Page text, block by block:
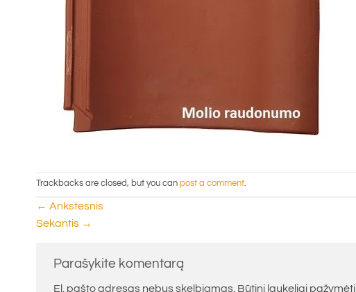
Trackbacks are closed, but you can post a comment.
← Ankstesnis
Sekantis →
Parašykite komentarą
El. pašto adresas nebus skelbiamas. Būtini laukeliai pažymėti